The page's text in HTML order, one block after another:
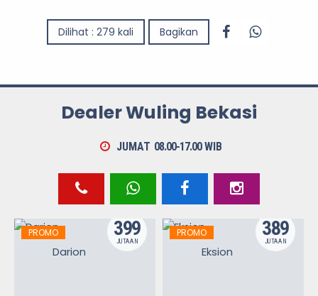
Dilihat : 279 kali Bagikan
Dealer Wuling Bekasi
JUMAT 08.00-17.00WIB
PROMO 399
JUTAAN
Darion
PROMO 389
JUTAAN
Eksion